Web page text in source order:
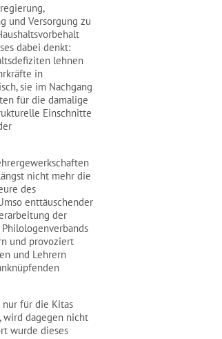
und Versorgung zu
dabei denkt:
lehnen
in
sie im Nachgang
für die damalige
Einschnitte
nicht mehr die
des
enttäuschender
der
und provoziert
und Lehrern
nur für die Kitas
wird dagegen nicht
wurde dieses